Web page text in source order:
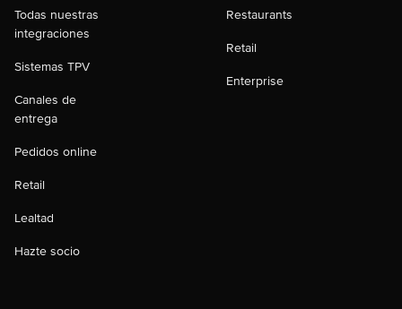
Todas nuestras
integraciones
Sistemas TPV
Canales de
entrega
Pedidos online
Retail
Lealtad
Hazte socio
Restaurants
Retail
Enterprise